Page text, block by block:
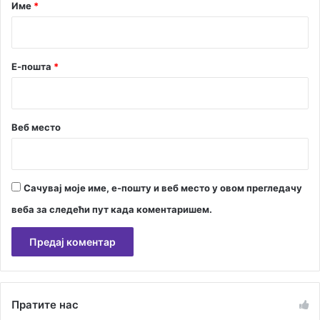
Име *
Е-пошта *
Веб место
Сачувај моје име, е-пошту и веб место у овом прегледачу
веба за следећи пут када коментаришем.
тПратите нас